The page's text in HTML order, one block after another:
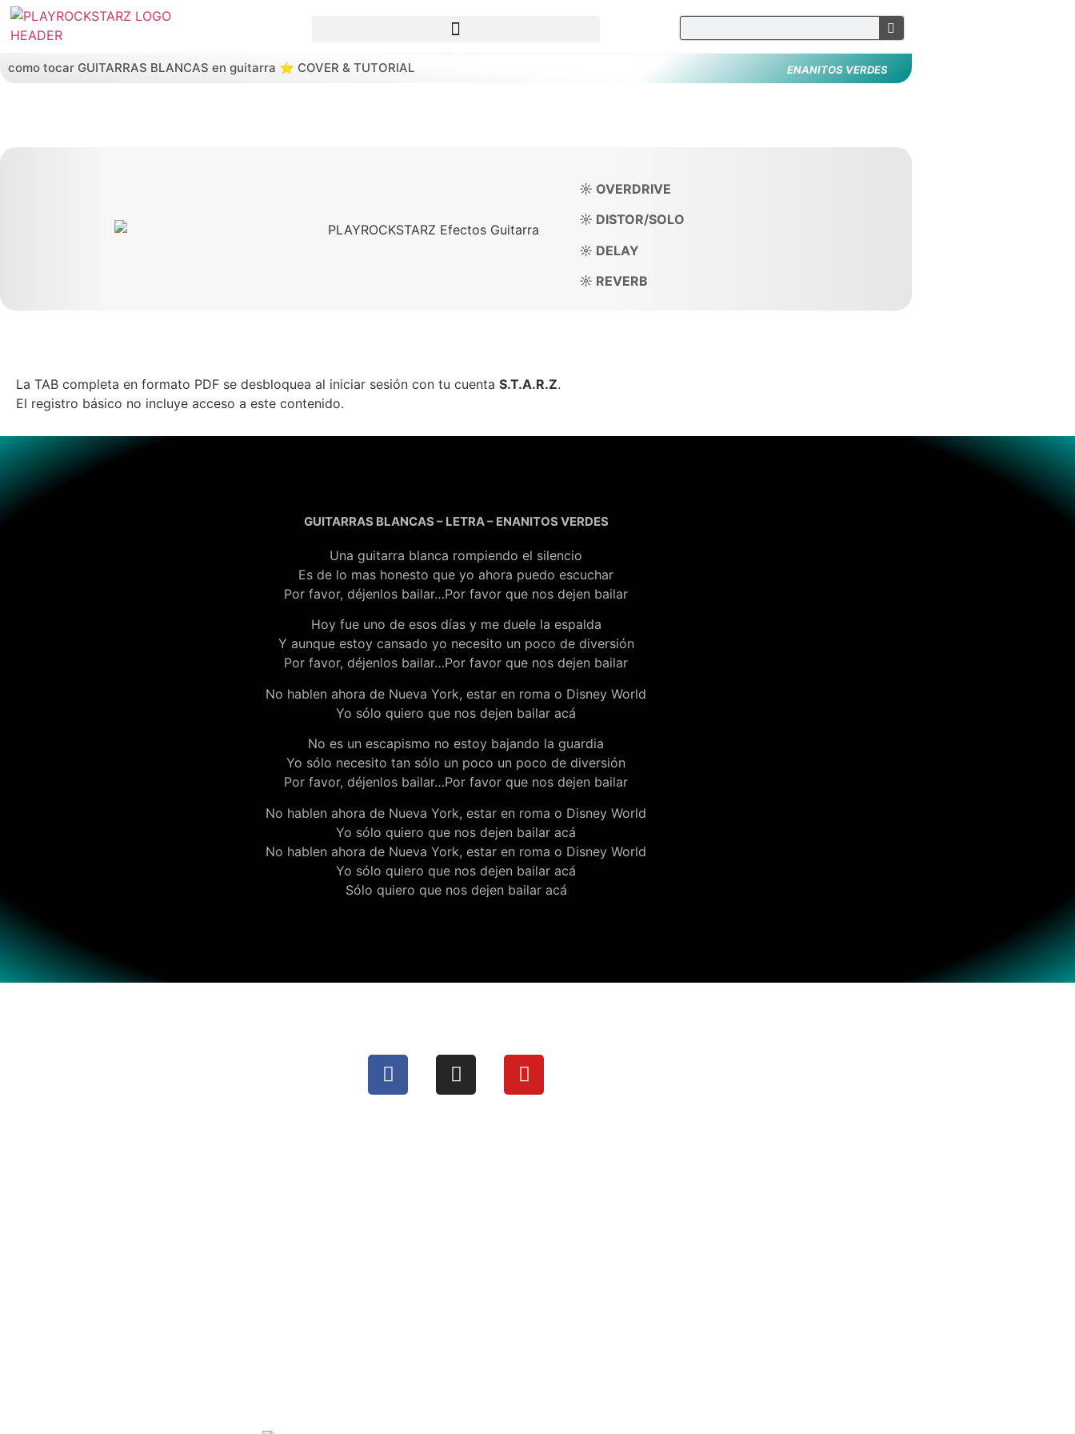
Saltar al contenido principal
como tocar GUITARRAS BLANCAS en guitarra ⭐️ COVER & TUTORIAL ENANITOS VERDES
☼ OVERDRIVE
☼ DISTOR/SOLO
☼ DELAY
☼ REVERB
La TAB completa en formato PDF se desbloquea al iniciar sesión con tu cuenta S.T.A.R.Z.
El registro básico no incluye acceso a este contenido.
GUITARRAS BLANCAS – LETRA – ENANITOS VERDES
Una guitarra blanca rompiendo el silencio
Es de lo mas honesto que yo ahora puedo escuchar
Por favor, déjenlos bailar…Por favor que nos dejen bailar
Hoy fue uno de esos días y me duele la espalda
Y aunque estoy cansado yo necesito un poco de diversión
Por favor, déjenlos bailar…Por favor que nos dejen bailar
No hablen ahora de Nueva York, estar en roma o Disney World
Yo sólo quiero que nos dejen bailar acá
No es un escapismo no estoy bajando la guardia
Yo sólo necesito tan sólo un poco un poco de diversión
Por favor, déjenlos bailar…Por favor que nos dejen bailar
No hablen ahora de Nueva York, estar en roma o Disney World
Yo sólo quiero que nos dejen bailar acá
No hablen ahora de Nueva York, estar en roma o Disney World
Yo sólo quiero que nos dejen bailar acá
Sólo quiero que nos dejen bailar acá